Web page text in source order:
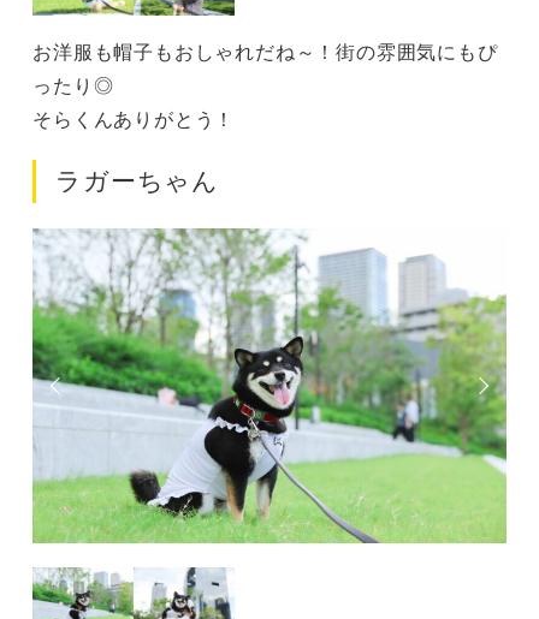
お洋服も帽子もおしゃれだね～！街の雰囲気にもぴ
ったり◎
そらくんありがとう！
ラガーちゃん